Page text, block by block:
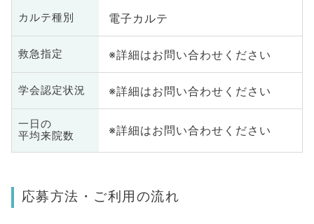
カルテ種別 電子カルテ
救急指定 ※詳細はお問い合わせください
学会認定状況 ※詳細はお問い合わせください
一日の
平均来院数
※詳細はお問い合わせください
応募方法・ご利用の流れ